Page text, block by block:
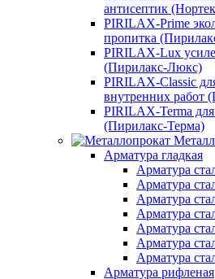
антисептик
PIRILAX-Prime
пропитка
PIRILAX-Lux
(Пирилакс-Люкс)
PIRILAX-Classic
внутренних работ
PIRILAX-Terma
(Пирилакс-Терма)
Арматура гладкая
Арматура
Арматура
Арматура
Арматура
Арматура
Арматура
Арматура
Арматура рифленая